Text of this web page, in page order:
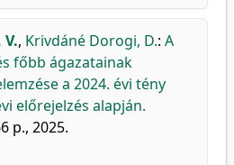
, Krivdáné Dorogi, D.: A
főbb ágazatainak
a 2024. évi tény
előrejelzés alapján.
p., 2025.